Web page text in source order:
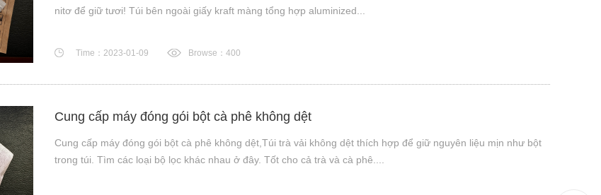
nitơ để giữ tươi! Túi bên ngoài giấy kraft màng tổng hợp aluminized...
Time：2023-01-09 Browse：400
Cung cấp máy đóng gói bột cà phê không dệt
Cung cấp máy đóng gói bột cà phê không dệt,Túi trà vải không dệt thích hợp để giữ nguyên liệu mịn như bột
trong túi. Tìm các loại bộ lọc khác nhau ở đây. Tốt cho cả trà và cà phê....